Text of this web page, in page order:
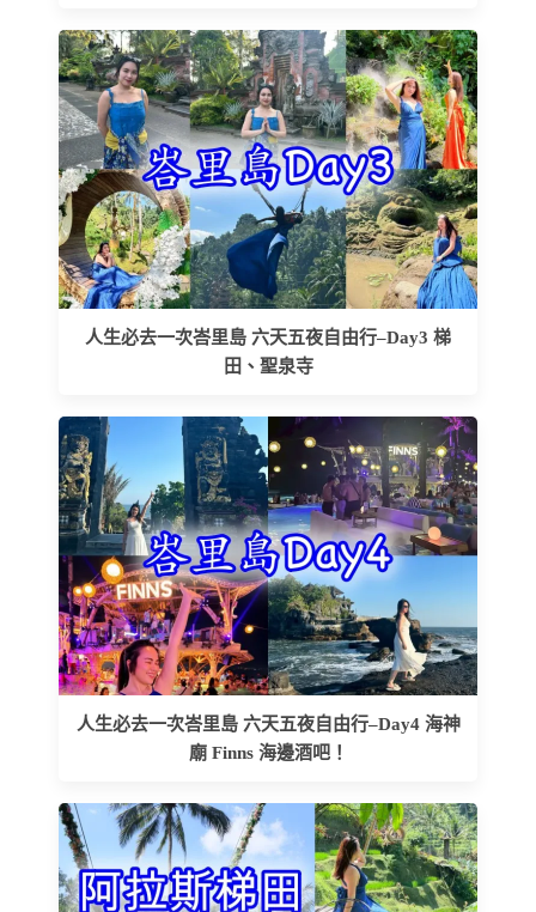
人生必去一次峇里島 六天五夜自由行–Day3 梯
田、聖泉寺
人生必去一次峇里島 六天五夜自由行–Day4 海神
廟 Finns 海邊酒吧！